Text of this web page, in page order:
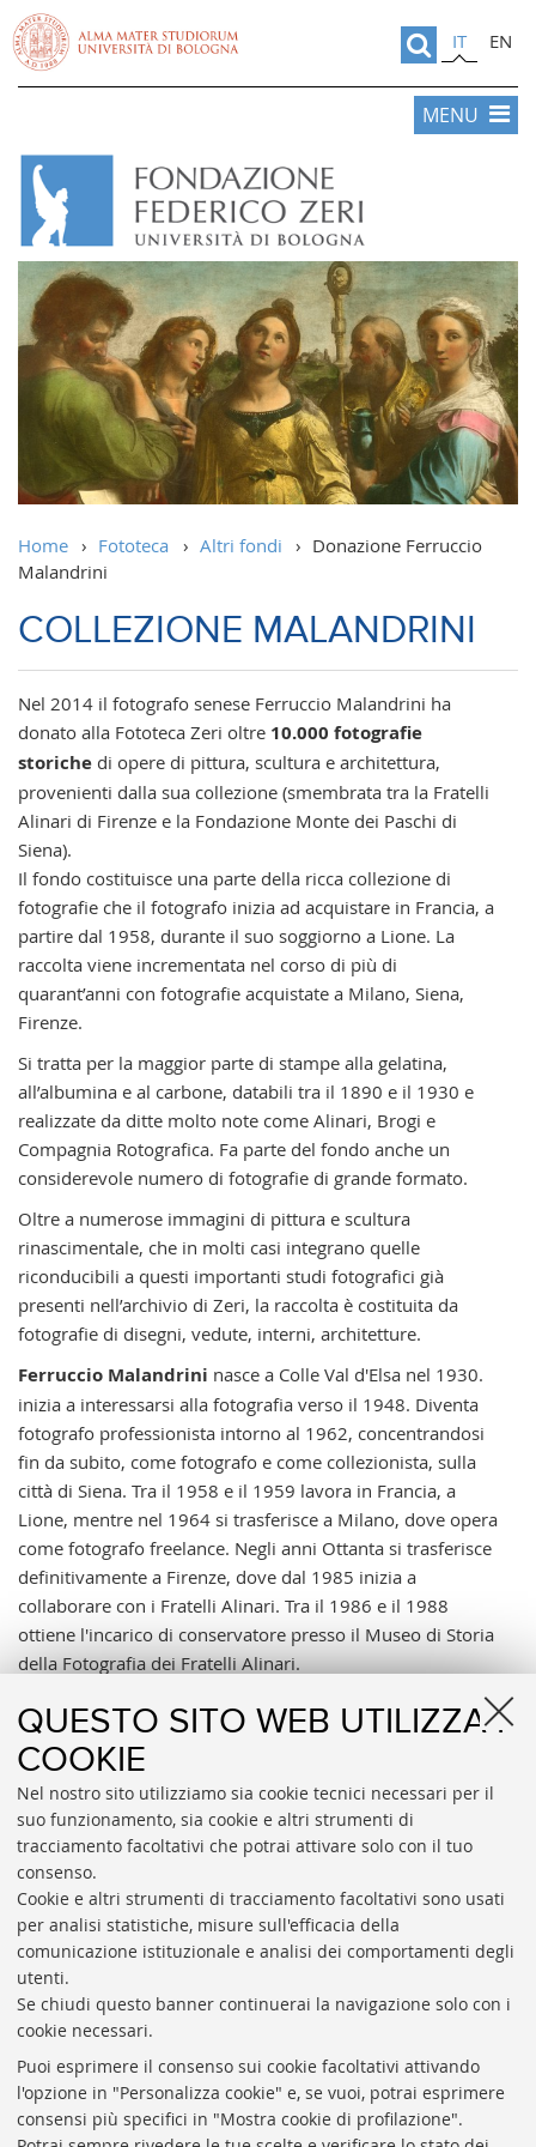
QUESTO SITO WEB UTILIZZA I
COOKIE
Nel nostro sito utilizziamo sia cookie tecnici necessari per il
suo funzionamento, sia cookie e altri strumenti di
tracciamento facoltativi che potrai attivare solo con il tuo
consenso.
Cookie e altri strumenti di tracciamento facoltativi sono usati
per analisi statistiche, misure sull'efficacia della
comunicazione istituzionale e analisi dei comportamenti degli
utenti.
Se chiudi questo banner continuerai la navigazione solo con i
cookie necessari.
Puoi esprimere il consenso sui cookie facoltativi attivando
l'opzione in "Personalizza cookie" e, se vuoi, potrai esprimere
consensi più specifici in "Mostra cookie di profilazione".
IT EN
MENU
Home › Fototeca › Altri fondi › Donazione Ferruccio
Malandrini
COLLEZIONE MALANDRINI
Nel 2014 il fotografo senese Ferruccio Malandrini ha
donato alla Fototeca Zeri oltre 10.000 fotografie
storichedi opere di pittura, scultura e architettura,
provenienti dalla sua collezione (smembrata tra la Fratelli
Alinari di Firenze e la Fondazione Monte dei Paschi di
Siena).
Il fondo costituisce una parte della ricca collezione di
fotografie che il fotografo inizia ad acquistare in Francia, a
partire dal 1958, durante il suo soggiorno a Lione. La
raccolta viene incrementata nel corso di più di
quarant’anni con fotografie acquistate a Milano, Siena,
Firenze.
Si tratta per la maggior parte di stampe alla gelatina,
all’albumina e al carbone, databili tra il 1890 e il 1930 e
realizzate da ditte molto note come Alinari, Brogi e
Compagnia Rotografica. Fa parte del fondo anche un
considerevole numero di fotografie di grande formato.
Oltre a numerose immagini di pittura e scultura
rinascimentale, che in molti casi integrano quelle
riconducibili a questi importanti studi fotografici già
presenti nell’archivio di Zeri, la raccolta è costituita da
fotografie di disegni, vedute, interni, architetture.
Ferruccio Malandrini nasce a Colle Val d'Elsa nel 1930.
inizia a interessarsi alla fotografia verso il 1948. Diventa
fotografo professionista intorno al 1962, concentrandosi
fin da subito, come fotografo e come collezionista, sulla
città di Siena. Tra il 1958 e il 1959 lavora in Francia, a
Lione, mentre nel 1964 si trasferisce a Milano, dove opera
come fotografo freelance. Negli anni Ottanta si trasferisce
definitivamente a Firenze, dove dal 1985 inizia a
collaborare con i Fratelli Alinari. Tra il 1986 e il 1988
ottiene l'incarico di conservatore presso il Museo di Storia
della Fotografia dei Fratelli Alinari.
La Collezione Malandrini, riordinata e inventariata, è
consultabile attraverso il moduloEsplora i fondidel
catalogo online.
APPROFONDISCI
Esplora la Collezione Malandrini
Bandi, gare e concorsi
Newsletter